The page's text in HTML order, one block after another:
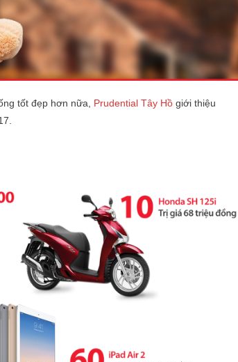
tốt đẹp hơn nữa, Prudential Tây Hồ giới thiệu